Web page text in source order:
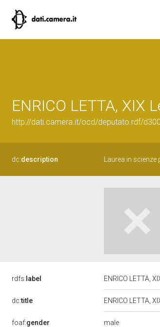
ENRICO LETTA, XIX
http://dati.camera.it/ocd/deputato.rdf/
dc:description Laurea in
rdfs: label ENRICO LETTA,
dc:title ENRICO LETTA,
foaf:gender male